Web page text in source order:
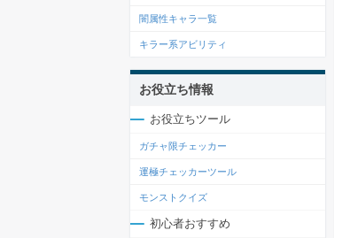
闇属性キャラ一覧
キラー系アビリティ
お役立ち情報
お役立ちツール
ガチャ限チェッカー
運極チェッカーツール
モンストクイズ
初心者おすすめ